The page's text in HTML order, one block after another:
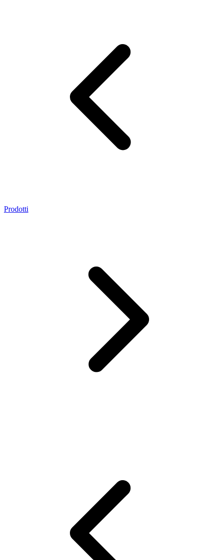
Prodotti